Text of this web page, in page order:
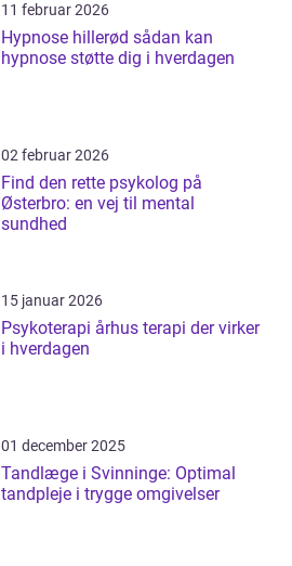
11 februar 2026
Hypnose hillerød sådan kan
hypnose støtte dig i hverdagen
02 februar 2026
Find den rette psykolog på
Østerbro: en vej til mental
sundhed
15 januar 2026
Psykoterapi århus terapi der virker
i hverdagen
01 december 2025
Tandlæge i Svinninge: Optimal
tandpleje i trygge omgivelser